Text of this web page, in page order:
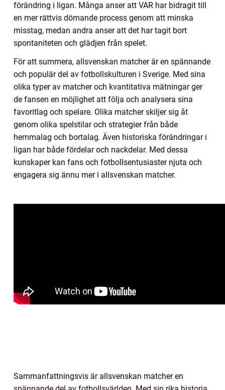
förändring i ligan. Många anser att VAR har bidragit till
en mer rättvis dömande process genom att minska
misstag, medan andra anser att det har tagit bort
spontaniteten och glädjen från spelet.
För att summera, allsvenskan matcher är en spännande
och populär del av fotbollskulturen i Sverige. Med sina
olika typer av matcher och kvantitativa mätningar ger
de fansen en möjlighet att följa och analysera sina
favoritlag och spelare. Olika matcher skiljer sig åt
genom olika spelstilar och strategier från både
hemmalag och bortalag. Även historiska förändringar i
ligan har både fördelar och nackdelar. Med dessa
kunskaper kan fans och fotbollsentusiaster njuta och
engagera sig ännu mer i allsvenskan matcher.
Sammanfattningsvis är allsvenskan matcher en